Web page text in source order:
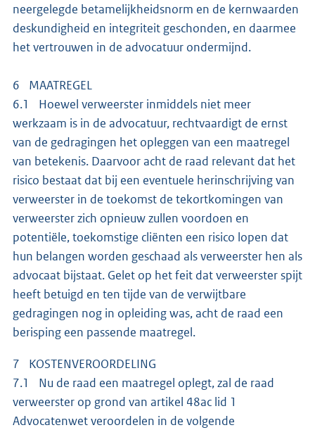
neergelegde betamelijkheidsnorm en de kernwaarden
deskundigheid en integriteit geschonden, en daarmee
het vertrouwen in de advocatuur ondermijnd.
6 MAATREGEL
6.1 Hoewel verweerster inmiddels niet meer
werkzaam is in de advocatuur, rechtvaardigt de ernst
van de gedragingen het opleggen van een maatregel
van betekenis. Daarvoor acht de raad relevant dat het
risico bestaat dat bij een eventuele herinschrijving van
verweerster in de toekomst de tekortkomingen van
verweerster zich opnieuw zullen voordoen en
potentiële, toekomstige cliënten een risico lopen dat
hun belangen worden geschaad als verweerster hen als
advocaat bijstaat. Gelet op het feit dat verweerster spijt
heeft betuigd en ten tijde van de verwijtbare
gedragingen nog in opleiding was, acht de raad een
berisping een passende maatregel.
7 KOSTENVEROORDELING
7.1 Nu de raad een maatregel oplegt, zal de raad
verweerster op grond van artikel 48ac lid 1
Advocatenwet veroordelen in de volgende